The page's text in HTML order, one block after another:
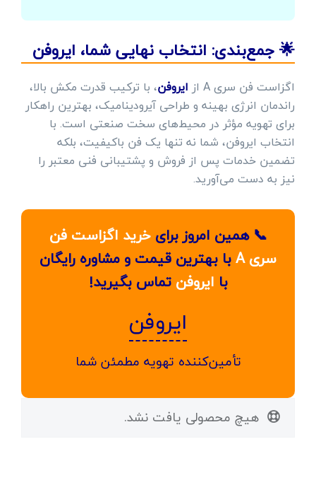
🌟 جمع‌بندی: انتخاب نهایی شما، ایروفن
اگزاست فن سری A از ایروفن، با ترکیب قدرت مکش بالا،
راندمان انرژی بهینه و طراحی آیرودینامیک، بهترین راهکار
برای تهویه مؤثر در محیط‌های سخت صنعتی است. با
انتخاب ایروفن، شما نه تنها یک فن باکیفیت، بلکه
تضمین خدمات پس از فروش و پشتیبانی فنی معتبر را
نیز به دست می‌آورید.
📞 همین امروز برایخرید اگزاست فن
سری A با بهترین قیمت و مشاوره رایگان
با ایروفن تماس بگیرید!
ایروفن
تأمین‌کننده تهویه مطمئن شما
هیچ محصولی یافت نشد.